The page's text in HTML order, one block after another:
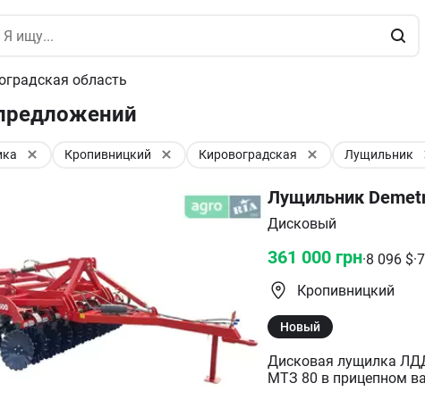
область
Кропивницкий Кировоградская Лущильник
Лущильник
Дисковый
361 000 грн·8 096 $·
Кропивницкий
Новый
Дисковая лущилка
МТЗ 80 в прицепном